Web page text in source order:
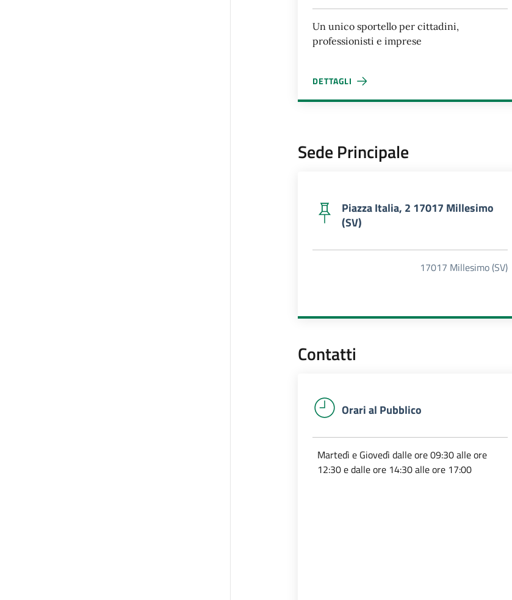
Un unico sportello per cittadini,
professionisti e imprese
DETTAGLI
SPORTELLO UNICO DIGITALE
Sede Principale
Piazza Italia, 2 17017 Millesimo
(SV)
17017 Millesimo (SV)
Contatti
Orari al Pubblico
Martedì e Giovedì dalle ore 09:30 alle ore
12:30 e dalle ore 14:30 alle ore 17:00